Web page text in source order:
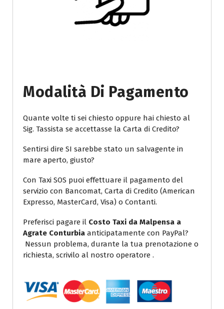
Modalità Di Pagamento
Quante volte ti sei chiesto oppure hai chiesto al
Sig. Tassista se accettasse la Carta di Credito?
Sentirsi dire SI sarebbe stato un salvagente in
mare aperto, giusto?
Con Taxi SOS puoi effettuare il pagamento del
servizio con Bancomat, Carta di Credito (American
Expresso, MasterCard, Visa) o Contanti.
Preferisci pagare il Costo Taxi da Malpensa a
Agrate Conturbia anticipatamente con PayPal?
Nessun problema, durante la tua prenotazione o
richiesta, scrivilo al nostro operatore .